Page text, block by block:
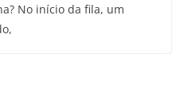
No início da fila, um